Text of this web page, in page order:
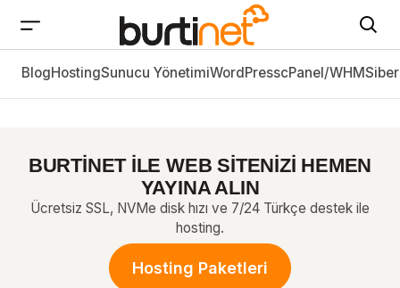
En Sık Kullanılan Dosya Uzantıları ve Anlamları
BlogHostingSunucu YönetimiWordPresscPanel/WHM
BURTİNET İLE WEB SİTENİZİ HEMEN
YAYINA ALIN
Ücretsiz SSL, NVMe disk hızı ve 7/24 Türkçe destek ile
hosting.
Hosting Paketleri